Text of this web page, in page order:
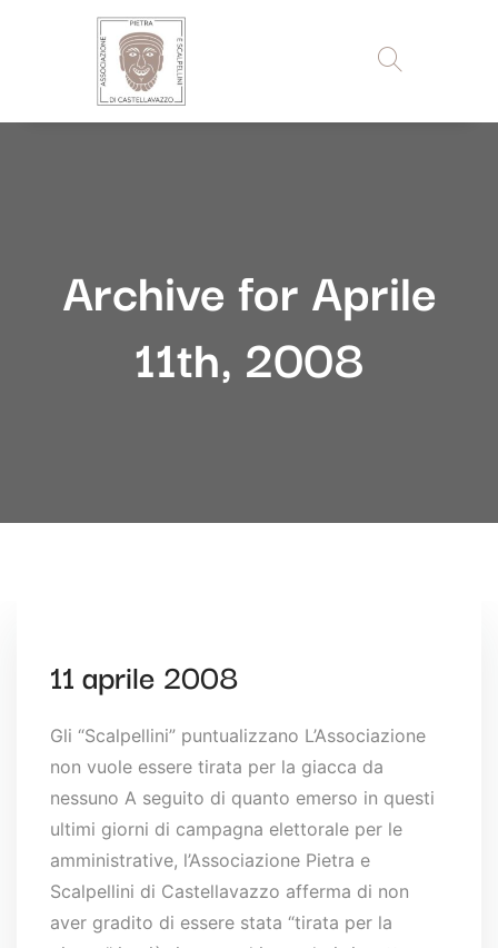
Archive for Aprile
11th, 2008
11 aprile 2008
Gli “Scalpellini” puntualizzano L’Associazione
non vuole essere tirata per la giacca da
nessuno A seguito di quanto emerso in questi
ultimi giorni di campagna elettorale per le
amministrative, l’Associazione Pietra e
Scalpellini di Castellavazzo afferma di non
aver gradito di essere stata “tirata per la